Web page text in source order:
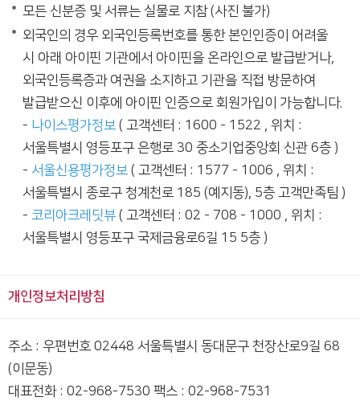
모든 신분증 및 서류는 실물로 지참 (사진 불가)
외국인의 경우 외국인등록번호를 통한 본인인증이 어려울
시 아래 아이핀 기관에서 아이핀을 온라인으로 발급받거나,
외국인등록증과 여권을 소지하고 기관을 직접 방문하여
발급받으신 이후에 아이핀 인증으로 회원가입이 가능합니다.
- 나이스평가정보 ( 고객센터 : 1600 - 1522 , 위치 :
서울특별시 영등포구 은행로 30 중소기업중앙회 신관 6층 )
- 서울신용평가정보 ( 고객센터 : 1577 - 1006 , 위치 :
서울특별시 종로구 청계천로 185 (예지동), 5층 고객만족팀 )
- 코리아크레딧뷰 ( 고객센터 : 02 - 708 - 1000 , 위치 :
서울특별시 영등포구 국제금융로6길 15 5층 )
개인정보처리방침
주소 : 우편번호 02448 서울특별시 동대문구 천장산로9길 68
(이문동)
대표전화 : 02-968-7530 팩스 : 02-968-7531